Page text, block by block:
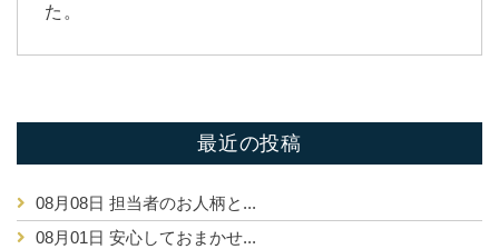
た。
最近の投稿
08月08日 担当者のお人柄と...
08月01日 安心しておまかせ...